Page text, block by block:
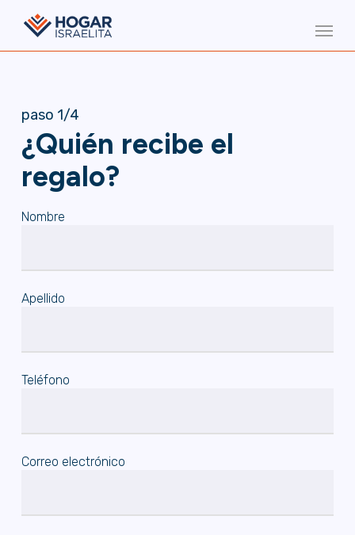
main
Menu
paso 1/4
¿Quién recibe el
regalo?
Nombre
Apellido
Teléfono
Correo electrónico